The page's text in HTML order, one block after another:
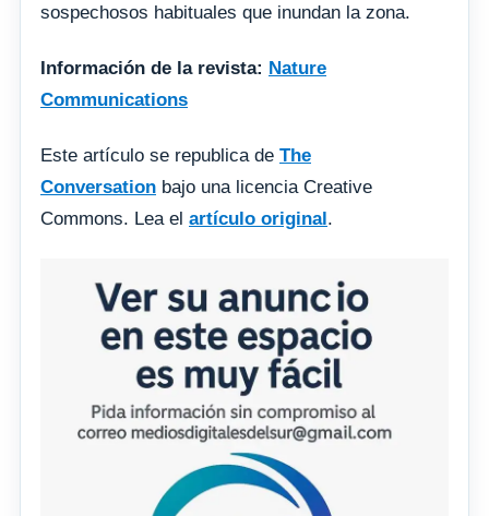
sospechosos habituales que inundan la zona.
Información de la revista: Nature
Communications
Este artículo se republica de The
Conversation bajo una licencia Creative
Commons. Lea el artículo original .